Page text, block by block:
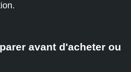
avant d'acheter ou